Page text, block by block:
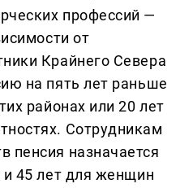
профессий —
от
Крайнего Севера
на пять лет раньше
районах или 20 лет
Сотрудникам
пенсия назначается
45 лет для женщин